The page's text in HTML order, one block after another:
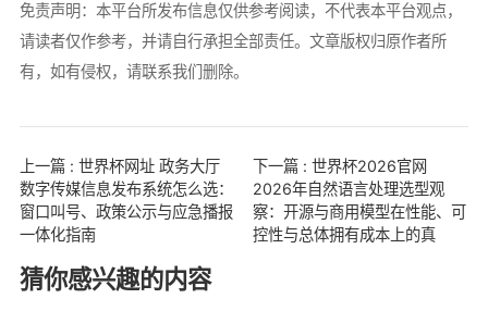
免责声明：本平台所发布信息仅供参考阅读，不代表本平台观点，
请读者仅作参考，并请自行承担全部责任。文章版权归原作者所
有，如有侵权，请联系我们删除。
上一篇 : 世界杯网址 政务大厅
数字传媒信息发布系统怎么选：
窗口叫号、政策公示与应急播报
一体化指南
下一篇 : 世界杯2026官网
2026年自然语言处理选型观
察：开源与商用模型在性能、可
控性与总体拥有成本上的真
猜你感兴趣的内容